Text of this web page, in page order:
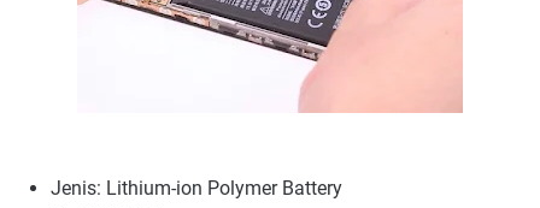
Jenis: Lithium-ion Polymer Battery